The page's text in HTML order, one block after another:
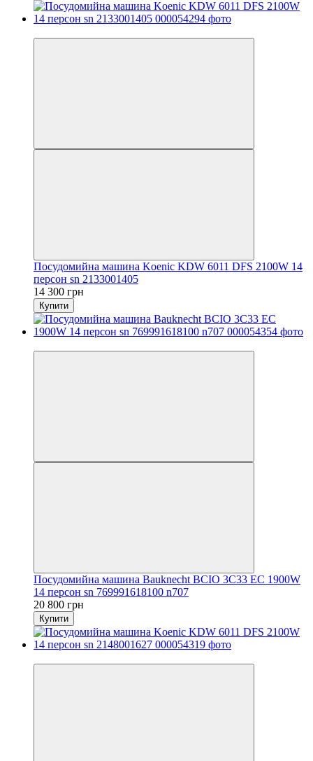
Посудомийна машина Koenic KDW 6011 DFS 2100W 14
персон sn 2133001405
14 300 грн
Купити
Посудомийна машина Bauknecht BCIO 3C33 EC 1900W
14 персон sn 769991618100 n707
20 800 грн
Купити